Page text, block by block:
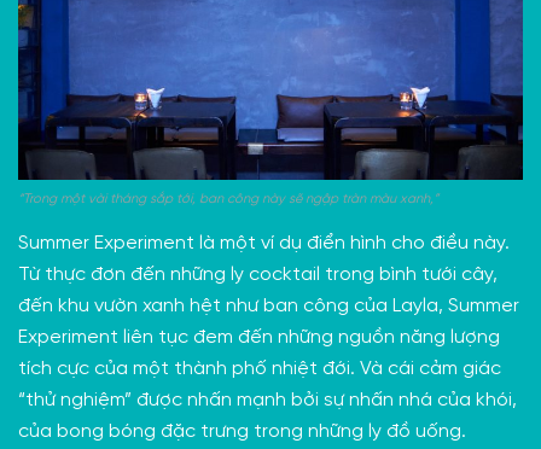
“Trong một vài tháng sắp tới, ban công này sẽ ngập tràn màu xanh,”
Summer Experiment là một ví dụ điển hình cho điều này.
Từ thực đơn đến những ly cocktail trong bình tưới cây,
đến khu vườn xanh hệt như ban công của Layla, Summer
Experiment liên tục đem đến những nguồn năng lượng
tích cực của một thành phố nhiệt đới. Và cái cảm giác
“thử nghiệm” được nhấn mạnh bởi sự nhấn nhá của khói,
của bong bóng đặc trưng trong những ly đồ uống.